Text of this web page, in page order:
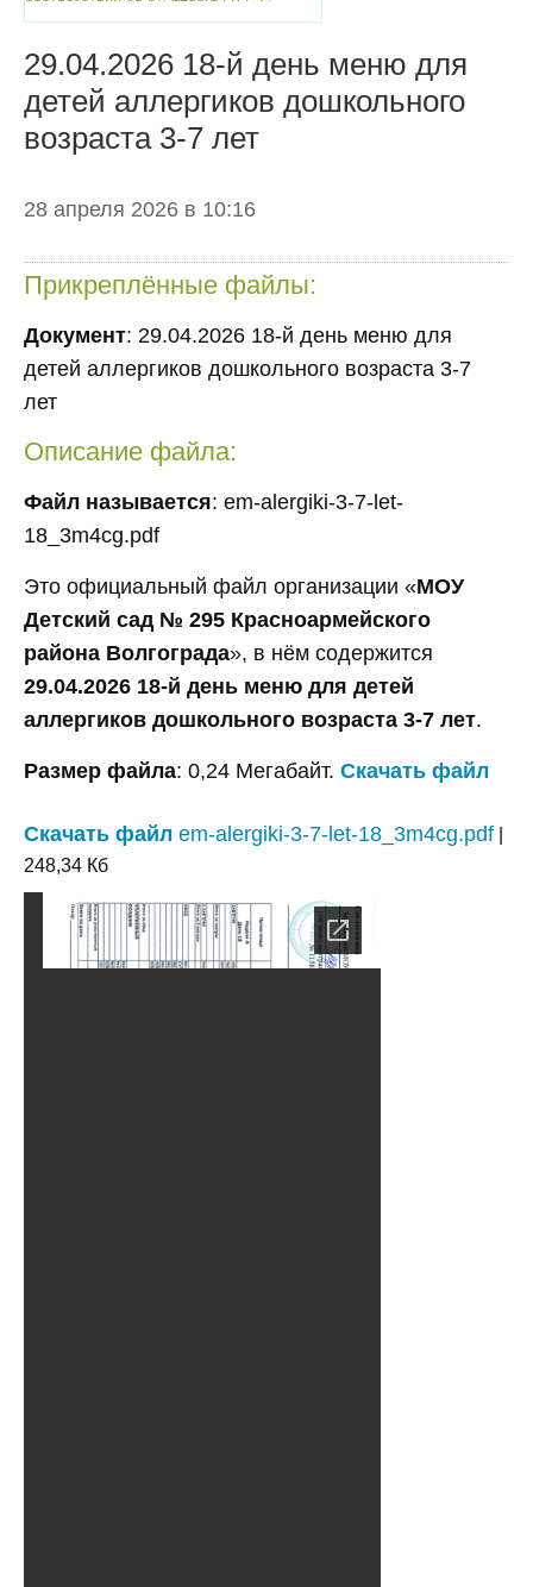
29.04.2026 18-й день меню для
детей аллергиков дошкольного
возраста 3-7 лет
28 апреля 2026 в 10:16
Прикреплённые файлы:
Документ: 29.04.2026 18-й день меню для
детей аллергиков дошкольного возраста 3-7
лет
Описание файла:
Файл называется: em-alergiki-3-7-let-
18_3m4cg.pdf
Это официальный файл организации «МОУ
Детский сад № 295 Красноармейского
района Волгограда», в нём содержится
29.04.2026 18-й день меню для детей
аллергиков дошкольного возраста 3-7 лет.
Размер файла: 0,24 Мегабайт. Скачать файл
Скачать файл em-alergiki-3-7-let-18_3m4cg.pdf
248,34 Кб